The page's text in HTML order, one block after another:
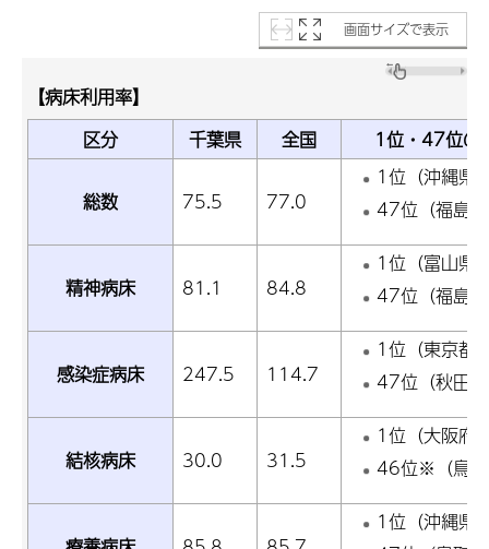
画面サイズで表示
【病床利用率】
区分
千葉県 全国 1位・47位の
総数 75.5 77.0
1位（沖縄県
47位（福島
精神病床 81.1 84.8
1位（富山県
47位（福島
感染症病床 247.5 114.7
1位（東京都
47位（秋田
結核病床 30.0 31.5
1位（大阪府
46位※（鳥
1位（沖縄県